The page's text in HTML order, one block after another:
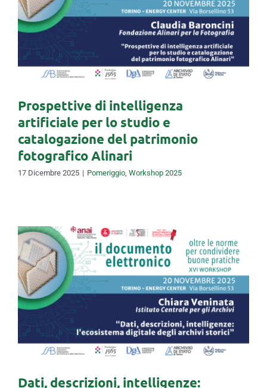
Prospettive di intelligenza
artificiale per lo studio e
catalogazione del patrimonio
fotografico Alinari
Prospettive di intelligenza
artificiale per lo studio e
catalogazione del patrimonio
fotografico Alinari
17 Dicembre 2025 | Pomeriggio Workshop 2025
Dati, descrizioni, intelligenze:
l’ecosistema digitale degli
archivi storici
Dati, descrizioni, intelligenze: